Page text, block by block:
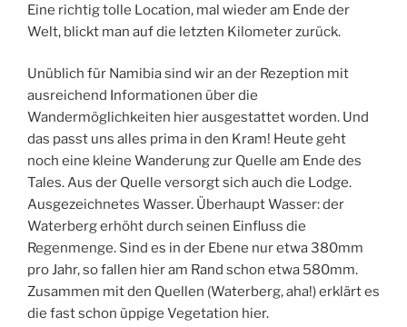
Eine richtig tolle Location, mal wieder am Ende der
Welt, blickt man auf die letzten Kilometer zurück.
Unüblich für Namibia sind wir an der Rezeption mit
ausreichend Informationen über die
Wandermöglichkeiten hier ausgestattet worden. Und
das passt uns alles prima in den Kram! Heute geht
noch eine kleine Wanderung zur Quelle am Ende des
Tales. Aus der Quelle versorgt sich auch die Lodge.
Ausgezeichnetes Wasser. Überhaupt Wasser: der
Waterberg erhöht durch seinen Einfluss die
Regenmenge. Sind es in der Ebene nur etwa 380mm
pro Jahr, so fallen hier am Rand schon etwa 580mm.
Zusammen mit den Quellen (Waterberg, aha!) erklärt es
die fast schon üppige Vegetation hier.